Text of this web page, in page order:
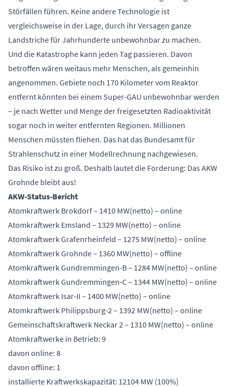
Störfällen führen. Keine andere Technologie ist
vergleichsweise in der Lage, durch ihr Versagen ganze
Landstriche für Jahrhunderte unbewohnbar zu machen.
Und die Katastrophe kann jeden Tag passieren. Davon
betroffen wären weitaus mehr Menschen, als gemeinhin
angenommen. Gebiete noch 170 Kilometer vom Reaktor
entfernt könnten bei einem Super-GAU unbewohnbar werden
– je nach Wetter und Menge der freigesetzten Radioaktivität
sogar noch in weiter entfernten Regionen. Millionen
Menschen müssten fliehen. Das hat das Bundesamt für
Strahlenschutz in einer Modellrechnung nachgewiesen.
Das Risiko ist zu groß. Deshalb lautet die Forderung: Das AKW
Grohnde bleibt aus!
AKW-Status-Bericht
Atomkraftwerk Brokdorf – 1410 MW(netto) – online
Atomkraftwerk Emsland – 1329 MW(netto) – online
Atomkraftwerk Grafenrheinfeld – 1275 MW(netto) – online
Atomkraftwerk Grohnde – 1360 MW(netto) – offline
Atomkraftwerk Gundremmingen-B – 1284 MW(netto) – online
Atomkraftwerk Gundremmingen-C – 1344 MW(netto) – online
Atomkraftwerk Isar-II – 1400 MW(netto) – online
Atomkraftwerk Philippsburg-2 – 1392 MW(netto) – online
Gemeinschaftskraftwerk Neckar 2 – 1310 MW(netto) – online
Atomkraftwerke in Betrieb: 9
davon online: 8
davon offline: 1
installierte Kraftwerkskapazität: 12104 MW (100%)